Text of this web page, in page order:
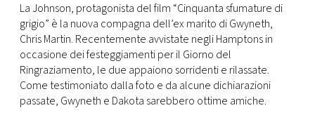
La Johnson, protagonista del film “Cinquanta sfumature di
grigio” è la nuova compagna dell’ex marito di Gwyneth,
Chris Martin. Recentemente avvistate negli Hamptons in
occasione dei festeggiamenti per il Giorno del
Ringraziamento, le due appaiono sorridenti e rilassate.
Come testimoniato dalla foto e da alcune dichiarazioni
passate, Gwyneth e Dakota sarebbero ottime amiche.